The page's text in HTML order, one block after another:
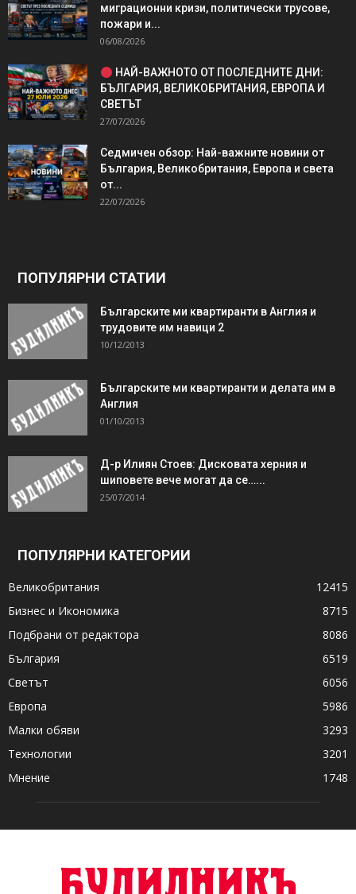
миграционни кризи, политически трусове,
пожари и...
06/08/2026
НАЙ-ВАЖНОТО ОТ ПОСЛЕДНИТЕ ДНИ:
БЪЛГАРИЯ, ВЕЛИКОБРИТАНИЯ, ЕВРОПА И
СВЕТЪТ
27/07/2026
Седмичен обзор: Най-важните новини от
България, Великобритания, Европа и света
от...
22/07/2026
ПОПУЛЯРНИ СТАТИИ
Българските ми квартиранти в Англия и
трудовите им навици 2
10/12/2013
Българските ми квартиранти и делата им в
Англия
01/10/2013
Д-р Илиян Стоев: Дисковата херния и
шиповете вече могат да се…...
25/07/2014
ПОПУЛЯРНИ КАТЕГОРИИ
Великобритания
12415
Бизнес и Икономика
8715
Подбрани от редактора
8086
България
6519
Светът
6056
Европа
5986
Малки обяви
3293
Технологии
3201
Мнение
1748